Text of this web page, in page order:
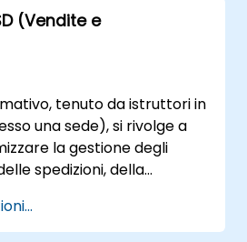
(Vendite e
tenuto da istruttori in
una sede), si rivolge a
la gestione degli
spedizioni, della
servizi della propria